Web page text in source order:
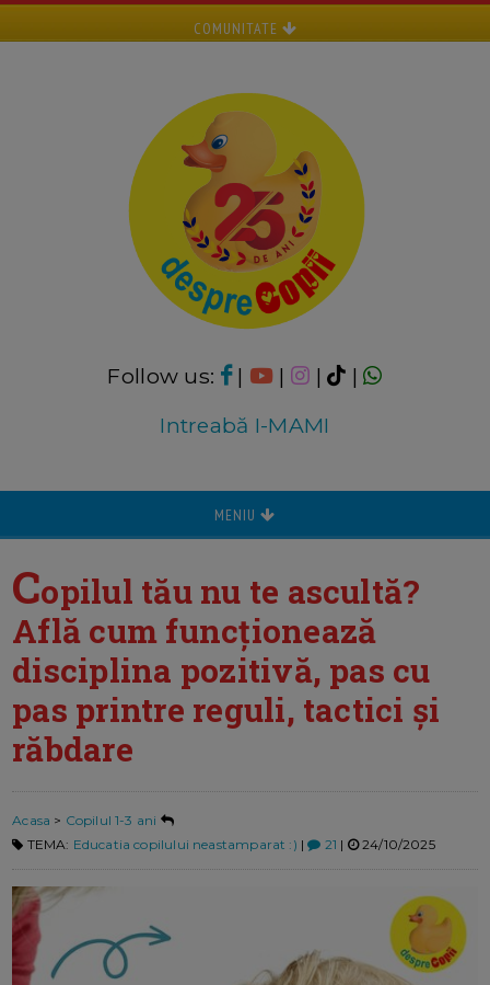
COMUNITATE
Follow us: | | |
|
Intreabă I-MAMI
MENIU
Copilul tău nu te ascultă?
Află cum funcționează
disciplina pozitivă, pas cu
pas printre reguli, tactici și
răbdare
Acasa > Copilul 1-3 ani
TEMA: Educatia copilului neastamparat :) | 21 | 24/10/2025